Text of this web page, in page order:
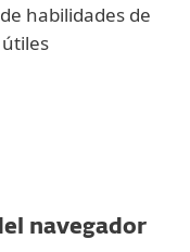
habilidades de
navegador